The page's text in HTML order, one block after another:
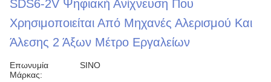
SDS6-2V Ψηφιακή Ανίχνευση Που
Χρησιμοποιείται Από Μηχανές Αλερισμού Και
Άλεσης 2 Άξων Μέτρο Εργαλείων
Επωνυμία
Μάρκας:
SINO